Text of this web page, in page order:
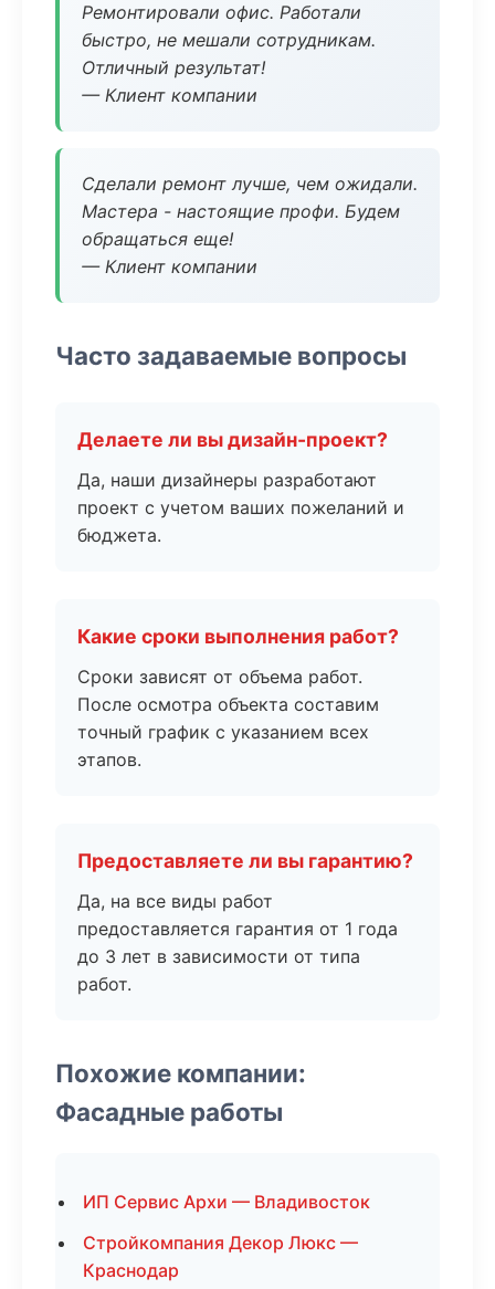
Ремонтировали офис. Работали
быстро, не мешали сотрудникам.
Отличный результат!
— Клиент компании
Сделали ремонт лучше, чем ожидали.
Мастера - настоящие профи. Будем
обращаться еще!
— Клиент компании
Часто задаваемые вопросы
Делаете ли вы дизайн-проект?
Да, наши дизайнеры разработают
проект с учетом ваших пожеланий и
бюджета.
Какие сроки выполнения работ?
Сроки зависят от объема работ.
После осмотра объекта составим
точный график с указанием всех
этапов.
Предоставляете ли вы гарантию?
Да, на все виды работ
предоставляется гарантия от 1 года
до 3 лет в зависимости от типа
работ.
Похожие компании:
Фасадные работы
ИП Сервис Архи — Владивосток
Стройкомпания Декор Люкс —
Краснодар